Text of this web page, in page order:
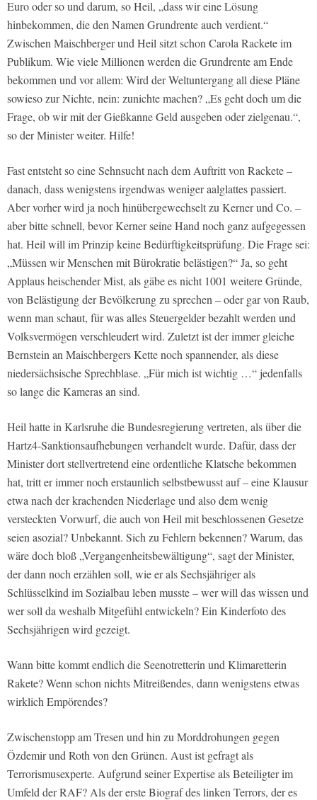
Euro oder so und darum, so Heil, „dass wir eine Lösung
hinbekommen, die den Namen Grundrente auch verdient.“
Zwischen Maischberger und Heil sitzt schon Carola Rackete im
Publikum. Wie viele Millionen werden die Grundrente am Ende
bekommen und vor allem: Wird der Weltuntergang all diese Pläne
sowieso zur Nichte, nein: zunichte machen? „Es geht doch um die
Frage, ob wir mit der Gießkanne Geld ausgeben oder zielgenau.“,
so der Minister weiter. Hilfe!
Fast entsteht so eine Sehnsucht nach dem Auftritt von Rackete –
danach, dass wenigstens irgendwas weniger aalglattes passiert.
Aber vorher wird ja noch hinübergewechselt zu Kerner und Co. –
aber bitte schnell, bevor Kerner seine Hand noch ganz aufgegessen
hat. Heil will im Prinzip keine Bedürftigkeitsprüfung. Die Frage sei:
„Müssen wir Menschen mit Bürokratie belästigen?“ Ja, so geht
Applaus heischender Mist, als gäbe es nicht 1001 weitere Gründe,
von Belästigung der Bevölkerung zu sprechen – oder gar von Raub,
wenn man schaut, für was alles Steuergelder bezahlt werden und
Volksvermögen verschleudert wird. Zuletzt ist der immer gleiche
Bernstein an Maischbergers Kette noch spannender, als diese
niedersächsische Sprechblase. „Für mich ist wichtig …“ jedenfalls
so lange die Kameras an sind.
Heil hatte in Karlsruhe die Bundesregierung vertreten, als über die
Hartz4-Sanktionsaufhebungen verhandelt wurde. Dafür, dass der
Minister dort stellvertretend eine ordentliche Klatsche bekommen
hat, tritt er immer noch erstaunlich selbstbewusst auf – eine Klausur
etwa nach der krachenden Niederlage und also dem wenig
versteckten Vorwurf, die auch von Heil mit beschlossenen Gesetze
seien asozial? Unbekannt. Sich zu Fehlern bekennen? Warum, das
wäre doch bloß „Vergangenheitsbewältigung“, sagt der Minister,
der dann noch erzählen soll, wie er als Sechsjähriger als
Schlüsselkind im Sozialbau leben musste – wer will das wissen und
wer soll da weshalb Mitgefühl entwickeln? Ein Kinderfoto des
Sechsjährigen wird gezeigt.
Wann bitte kommt endlich die Seenotretterin und Klimaretterin
Rakete? Wenn schon nichts Mitreißendes, dann wenigstens etwas
wirklich Empörendes?
Zwischenstopp am Tresen und hin zu Morddrohungen gegen
Özdemir und Roth von den Grünen. Aust ist gefragt als
Terrorismusexperte. Aufgrund seiner Expertise als Beteiligter im
Umfeld der RAF? Als der erste Biograf des linken Terrors, der es